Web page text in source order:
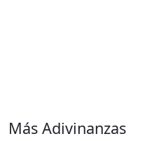
Más Adivinanzas